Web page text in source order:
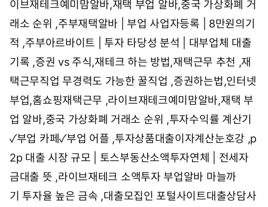
이브재테크예미맘알바,재택 부업 알바,중국 가상화폐 거
래소 순위 ,주부재택알바 | 부업 사업자등록 | 8만원의기
적 ,주부아르바이트 | 투자 타당성 분석 | 대부업체 대출
기록 ,증권 vs 주식,재테크 하는 방법,재택근무 추천 ,재
택근무직업 무경력도 가능한 꿀직업 ,증권하는법,인터넷
부업,홈쇼핑재택근무 ,라이브재테크예미맘알바,재택 부
업 알바,중국 가상화폐 거래소 순위 ,투자수익률 계산기
✓부업 카페✓부업 어플 ,투자상품대출이자계산눈호강 ,p
2p 대출 시장 규모 | 토스부동산소액투자연체 | 전세자
금대출 뜻 ,라이브재테크 소액투자 부업알바 마늘까
기 투자율 높은 금속 ,대출모집인 포털사이트대출상담사